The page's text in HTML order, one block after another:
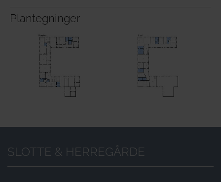
Plantegninger
Show larger version Show larger version
SLOTTE & HERREGÅRDE